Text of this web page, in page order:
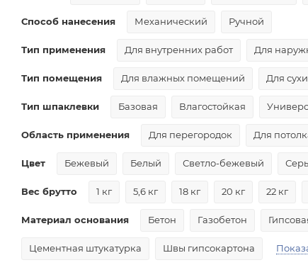
Способ нанесения Механический Ручной
Тип применения Для внутренних работ Для
Тип помещения Для влажных помещений Для
Тип шпаклевки Базовая Влагостойкая
Область применения Для перегородок Для
Цвет Бежевый Белый Светло-бежевый
Вес брутто 1 кг 5,6 кг 18 кг 20 кг 22 кг
Материал основания Бетон Газобетон
Цементная штукатурка Швы гипсокартона